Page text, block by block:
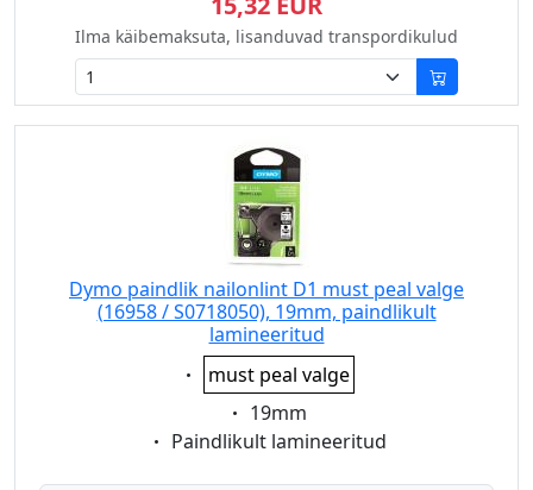
Ilma käibemaksuta, lisanduvad transpordikulud
Dymo paindlik nailonlint D1 must peal valge
(16958 / S0718050), 19mm, paindlikult
lamineeritud
Eigenschaft:
must peal valge
Eigenschaft:
19mm
Eigenschaft:
Paindlikult lamineeritud